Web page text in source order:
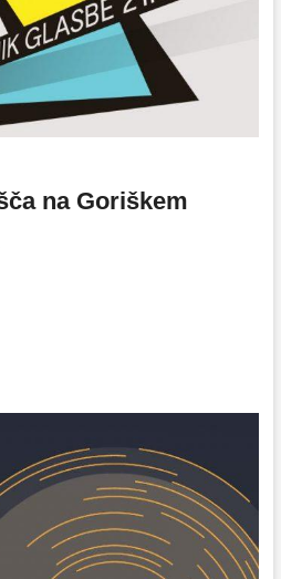
na Goriškem